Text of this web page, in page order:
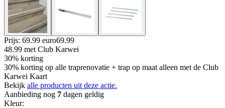
Prijs: 69.99 euro69.99
48.99 met Club Karwei
30% korting
30% korting op alle traprenovatie + trap op maat alleen met de Club
Karwei Kaart
Bekijk alle producten uit deze actie.
Aanbieding nog 7 dagen geldig
Kleur: